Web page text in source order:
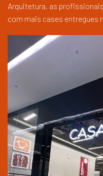
Arquitetura, as
com mais cases entregues